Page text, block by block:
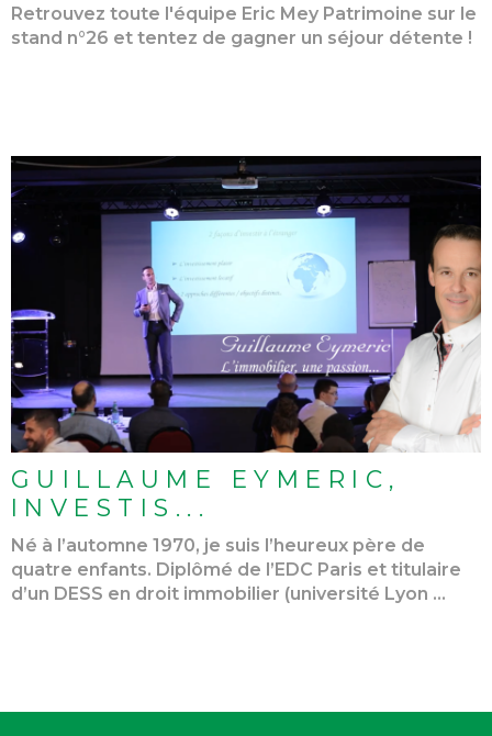
Retrouvez toute l'équipe Eric Mey Patrimoine sur le
stand n°26 et tentez de gagner un séjour détente !
GUILLAUME EYMERIC,
INVESTIS...
Né à l’automne 1970, je suis l’heureux père de
quatre enfants. Diplômé de l’EDC Paris et titulaire
d’un DESS en droit immobilier (université Lyon ...
LIRE L'ARTICLE